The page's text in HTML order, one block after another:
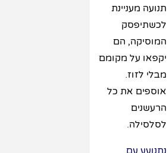
תנועה מעניינת
לכשתיפסק
המוסיקה, הם
יקפאו על מקומם
מבלי לזוז.
אוספים את כל
הרעשנים
לסלסילה.